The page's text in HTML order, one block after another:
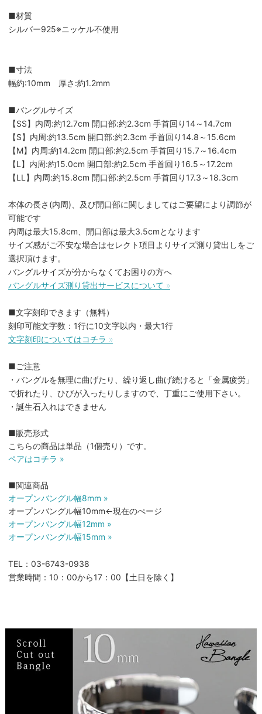
■材質
シルバー925※ニッケル不使用
■寸法
幅約:10mm 厚さ:約1.2mm
■バングルサイズ
【SS】内周:約12.7cm 開口部:約2.3cm 手首回り14～14.7cm
【S】内周:約13.5cm 開口部:約2.3cm 手首回り14.8～15.6cm
【M】内周:約14.2cm 開口部:約2.5cm 手首回り15.7～16.4cm
【L】内周:約15.0cm 開口部:約2.5cm 手首回り16.5～17.2cm
【LL】内周:約15.8cm 開口部:約2.5cm 手首回り17.3～18.3cm
本体の長さ(内周)、及び開口部に関しましてはご要望により調節が
可能です
内周は最大15.8cm、開口部は最大3.5cmとなります
サイズ感がご不安な場合はセレクト項目よりサイズ測り貸出しをご
選択頂けます。
バングルサイズが分からなくてお困りの方へ
バングルサイズ測り貸出サービスについて »
■文字刻印できます（無料）
刻印可能文字数：1行に10文字以内・最大1行
文字刻印についてはコチラ »
■ご注意
・バングルを無理に曲げたり、繰り返し曲げ続けると「金属疲労」
で折れたり、ひびが入ったりしますので、丁重にご使用下さい。
・誕生石入れはできません
■販売形式
こちらの商品は単品（1個売り）です。
ペアはコチラ »
■関連商品
オープンバングル幅8mm »
オープンバングル幅10mm←現在のぺージ
オープンバングル幅12mm »
オープンバングル幅15mm »
TEL：03-6743-0938
営業時間：10：00から17：00【土日を除く】